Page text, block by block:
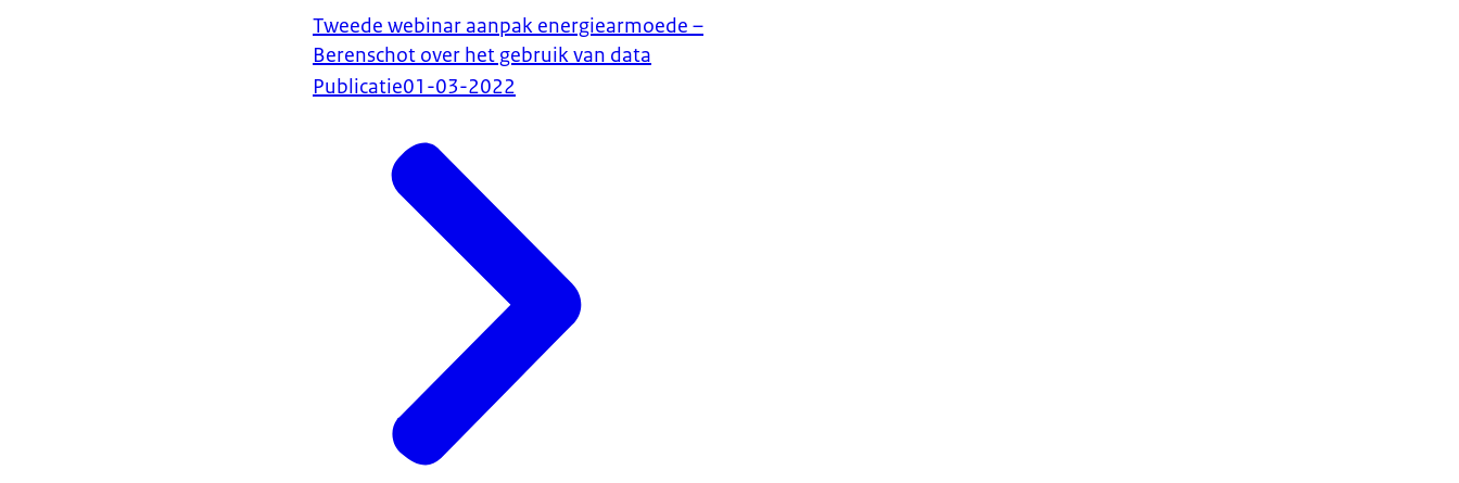
Tweede webinar aanpak energiearmoede –
Berenschot over het gebruik van data
Publicatie01-03-2022